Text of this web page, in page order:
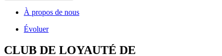
À propos de nous
Évoluer
CLUB DE LOYAUTÉ DE